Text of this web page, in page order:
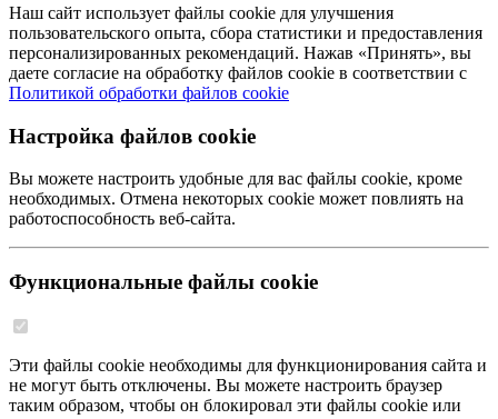
Наш сайт использует файлы cookie для улучшения
пользовательского опыта, сбора статистики и предоставления
персонализированных рекомендаций. Нажав «Принять», вы
даете согласие на обработку файлов cookie в соответствии с
Политикой обработки файлов cookie
Настройка файлов cookie
Вы можете настроить удобные для вас файлы cookie, кроме
необходимых. Отмена некоторых cookie может повлиять на
работоспособность веб-сайта.
Функциональные файлы cookie
Эти файлы cookie необходимы для функционирования сайта и
не могут быть отключены. Вы можете настроить браузер
таким образом, чтобы он блокировал эти файлы cookie или